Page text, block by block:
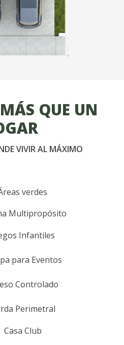
QUE UN
VIVIR AL MÁXIMO
verdes
Multipropósito
Infantiles
para Eventos
Controlado
Perimetral
Casa Club